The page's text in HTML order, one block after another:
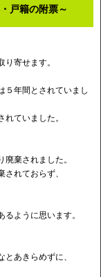
戸籍の附票～
寄せます。
５年間とされていまし
ていました。
棄されました。
れておらず、
ように思います。
あきらめずに、